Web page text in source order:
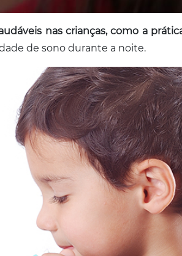
nas crianças, como a
de sono durante a noite.